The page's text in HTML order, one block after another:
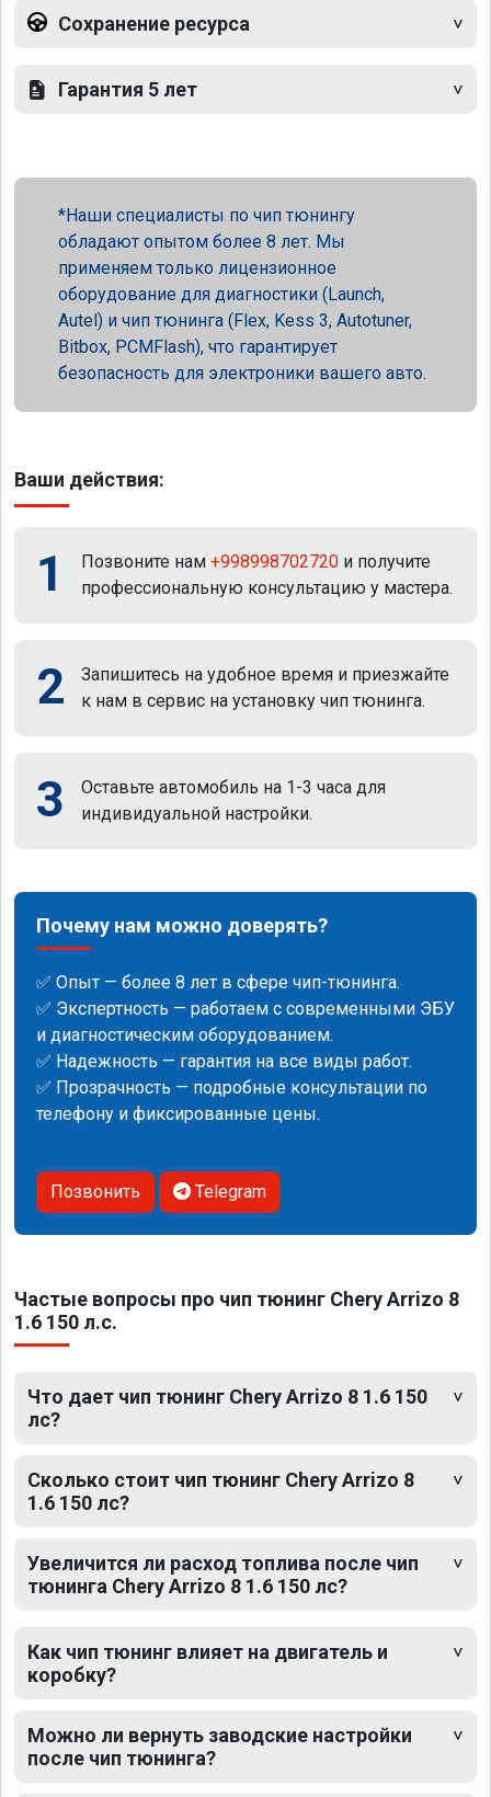
Сохранение ресурса
Гарантия 5 лет
Наши специалисты по чип тюнингу
обладают опытом более 8 лет. Мы
применяем только лицензионное
оборудование для диагностики (Launch,
Autel) и чип тюнинга (Flex, Kess 3, Autotuner,
Bitbox, PCMFlash), что гарантирует
безопасность для электроники вашего авто.
Ваши действия:
1 Позвоните нам +998998702720 и получите
профессиональную консультацию у мастера.
2
Запишитесь на удобное время и приезжайте
к нам в сервис на установку чип тюнинга.
3
Оставьте автомобиль на 1-3 часа для
индивидуальной настройки.
Почему нам можно доверять?
✅ Опыт — более 8 лет в сфере чип-тюнинга.
✅ Экспертность — работаем с современными ЭБУ
и диагностическим оборудованием.
✅ Надежность — гарантия на все виды работ.
✅ Прозрачность — подробные консультации по
телефону и фиксированные цены.
Позвонить Telegram
Частые вопросы про чип тюнинг Chery Arrizo 8
1.6 150 л.с.
Что дает чип тюнинг Chery Arrizo 8 1.6 150
лс?
Сколько стоит чип тюнинг Chery Arrizo 8
1.6 150 лс?
Увеличится ли расход топлива после чип
тюнинга Chery Arrizo 8 1.6 150 лс?
Как чип тюнинг влияет на двигатель и
коробку?
Можно ли вернуть заводские настройки
после чип тюнинга?